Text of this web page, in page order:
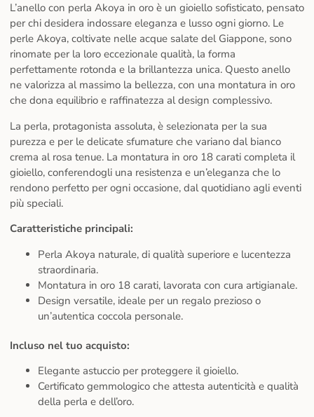
L’anello con perla Akoya in oro è un gioiello sofisticato, pensato
per chi desidera indossare eleganza e lusso ogni giorno. Le
perle Akoya, coltivate nelle acque salate del Giappone, sono
rinomate per la loro eccezionale qualità, la forma
perfettamente rotonda e la brillantezza unica. Questo anello
ne valorizza al massimo la bellezza, con una montatura in oro
che dona equilibrio e raffinatezza al design complessivo.
La perla, protagonista assoluta, è selezionata per la sua
purezza e per le delicate sfumature che variano dal bianco
crema al rosa tenue. La montatura in oro 18 carati completa il
gioiello, conferendogli una resistenza e un’eleganza che lo
rendono perfetto per ogni occasione, dal quotidiano agli eventi
più speciali.
Caratteristiche principali:
Perla Akoya naturale, di qualità superiore e lucentezza
straordinaria.
Montatura in oro 18 carati, lavorata con cura artigianale.
Design versatile, ideale per un regalo prezioso o
un’autentica coccola personale.
Incluso nel tuo acquisto:
Elegante astuccio per proteggere il gioiello.
Certificato gemmologico che attesta autenticità e qualità
della perla e dell’oro.